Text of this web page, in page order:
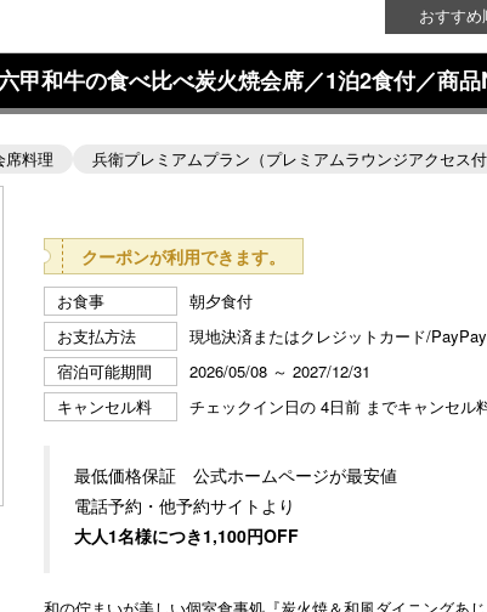
おすすめ
和牛の食べ比べ炭火焼会席／1泊2食付／商
席料理 兵衛プレミアムプラン（プレミアムラウンジアクセス付
焼き物を中心に、季節のお造りやお鍋を愉しめる炭火焼
会席 ※イメージ
クーポンが利用できます。
お食事
朝夕食付
お支払方法
現地決済またはクレジットカード/
宿泊可能期間
2026/05/08 ～ 2027/12/31
キャンセル料
チェックイン日の 4日前 までキャンセル
最低価格保証 公式ホームページが最安値
電話予約・他予約サイトより
大人1名様につき1,100円OFF